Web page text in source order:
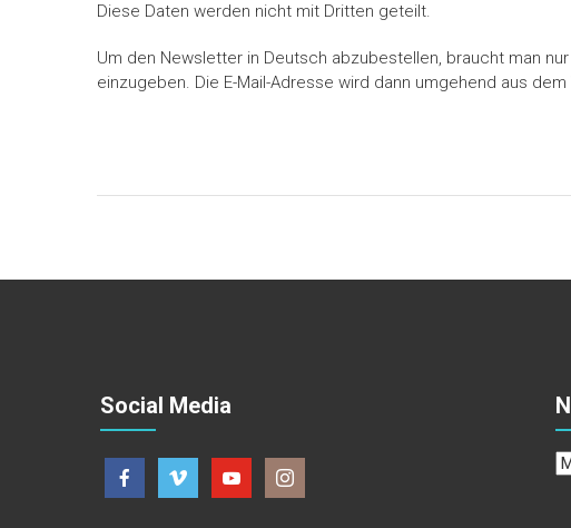
Diese Daten werden nicht mit Dritten geteilt.
Um den Newsletter in Deutsch abzubestellen, braucht man nur
einzugeben. Die E-Mail-Adresse wird dann umgehend aus
Social Media